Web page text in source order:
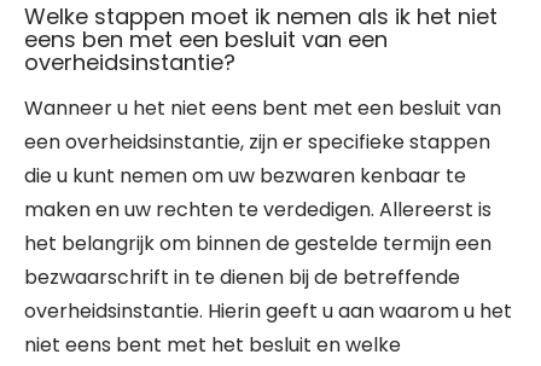
Welke stappen moet ik nemen als ik het niet
eens ben met een besluit van een
overheidsinstantie?
Wanneer u het niet eens bent met een besluit van
een overheidsinstantie, zijn er specifieke stappen
die u kunt nemen om uw bezwaren kenbaar te
maken en uw rechten te verdedigen. Allereerst is
het belangrijk om binnen de gestelde termijn een
bezwaarschrift in te dienen bij de betreffende
overheidsinstantie. Hierin geeft u aan waarom u het
niet eens bent met het besluit en welke